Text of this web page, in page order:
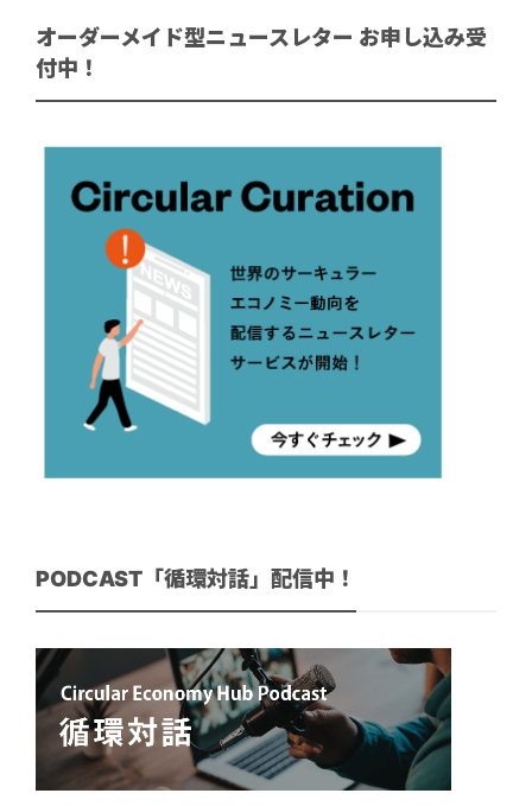
オーダーメイド型ニュースレター お申し込み受
付中！
PODCAST「循環対話」配信中！